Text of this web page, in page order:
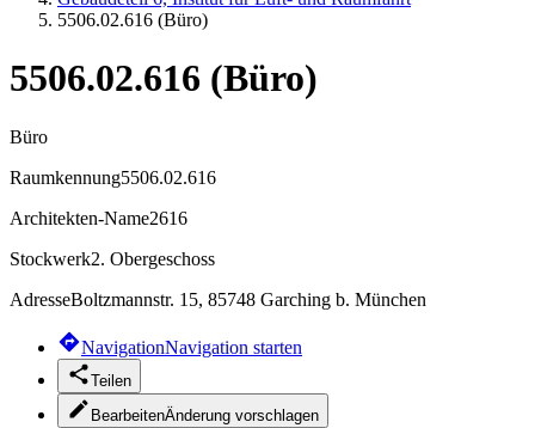
5506.02.616 (Büro)
5506.02.616 (Büro)
Büro
Raumkennung5506.02.616
Architekten-Name2616
Stockwerk2. Obergeschoss
AdresseBoltzmannstr. 15, 85748 Garching b. München
NavigationNavigation starten
Teilen
BearbeitenÄnderung vorschlagen